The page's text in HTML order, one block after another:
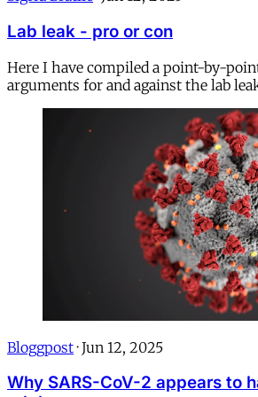
Lab leak - pro or con
Here I have compiled a point-by-
arguments for and against the lab
Bloggpost · Jun 12, 2025
Why SARS-CoV-2 appears to